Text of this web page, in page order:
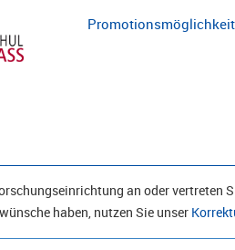
an oder vertreten
haben, nutzen Sie unser